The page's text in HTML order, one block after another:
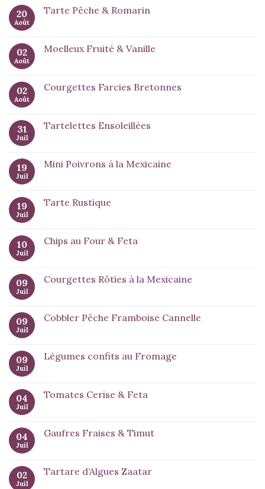
20
Août
Tarte Pêche & Romarin
02
Août
Moelleux Fruité & Vanille
02
Août
Courgettes Farcies Bretonnes
31
Juil
Tartelettes Ensoleillées
19
Juil
Mini Poivrons à la Mexicaine
19
Juil
Tarte Rustique
10
Juil
Chips au Four & Feta
09
Juil
Courgettes Rôties à la Mexicaine
09
Juil
Cobbler Pêche Framboise Cannelle
09
Juil
Légumes confits au Fromage
04
Juil
Tomates Cerise & Feta
04
Juil
Gaufres Fraises & Timut
02
Juil
Tartare d’Algues Zaatar